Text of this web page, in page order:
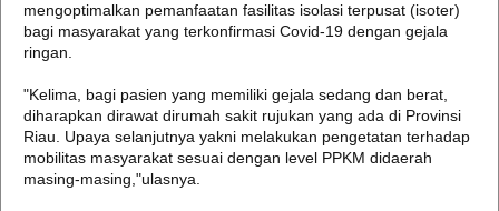
mengoptimalkan pemanfaatan fasilitas isolasi terpusat (isoter)
bagi masyarakat yang terkonfirmasi Covid-19 dengan gejala
ringan.
"Kelima, bagi pasien yang memiliki gejala sedang dan berat,
diharapkan dirawat dirumah sakit rujukan yang ada di Provinsi
Riau. Upaya selanjutnya yakni melakukan pengetatan terhadap
mobilitas masyarakat sesuai dengan level PPKM didaerah
masing-masing,"ulasnya.